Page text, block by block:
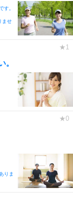
す。
ませ
。
りま